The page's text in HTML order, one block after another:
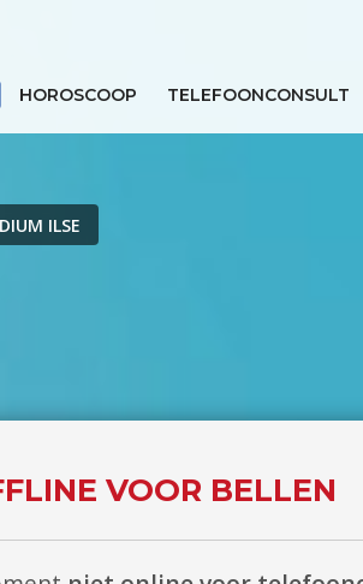
HOROSCOOP TELEFOONCONSULT
ILSE
VOOR BELLEN